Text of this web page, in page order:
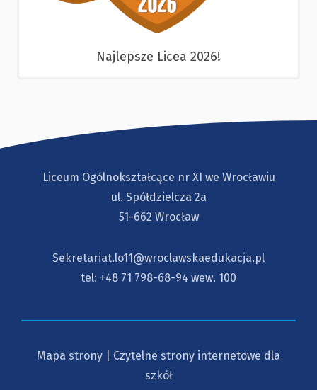
Najlepsze Licea 2026!
Liceum Ogólnokształcące nr XI we Wrocławiu
ul. Spółdzielcza 2a
51-662 Wrocław
Sekretariat.lo11@wroclawskaedukacja.pl
tel: +48 71 798-68-94 wew. 100
Mapa strony
Czytelne strony internetowe dla
szkół